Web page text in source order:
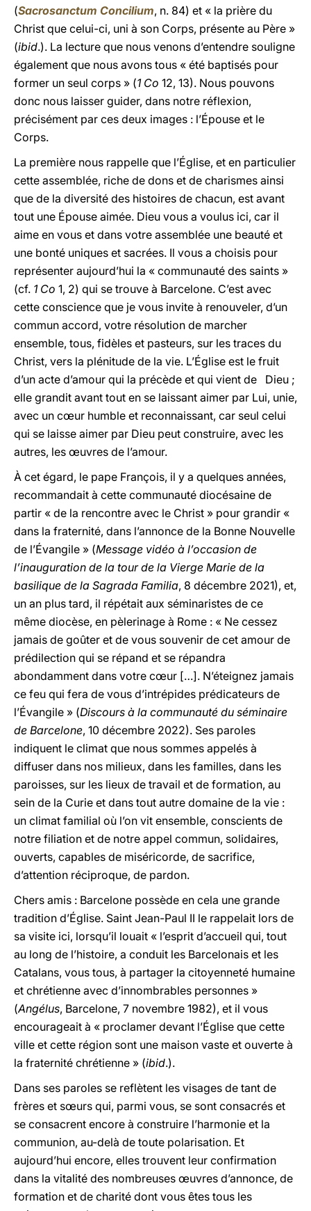
(Sacrosanctum Concilium, n. 84) et « la prière du
Christ que celui-ci, uni à son Corps, présente au Père »
(ibid.). La lecture que nous venons d’entendre souligne
également que nous avons tous « été baptisés pour
former un seul corps » (1 Co 12, 13). Nous pouvons
donc nous laisser guider, dans notre réflexion,
précisément par ces deux images : l’Épouse et le
Corps.
La première nous rappelle que l’Église, et en particulier
cette assemblée, riche de dons et de charismes ainsi
que de la diversité des histoires de chacun, est avant
tout une Épouse aimée. Dieu vous a voulus ici, car il
aime en vous et dans votre assemblée une beauté et
une bonté uniques et sacrées. Il vous a choisis pour
représenter aujourd’hui la « communauté des saints »
(cf. 1 Co 1, 2) qui se trouve à Barcelone. C’est avec
cette conscience que je vous invite à renouveler, d’un
commun accord, votre résolution de marcher
ensemble, tous, fidèles et pasteurs, sur les traces du
Christ, vers la plénitude de la vie. L’Église est le fruit
d’un acte d’amour qui la précède et qui vient de Dieu ;
elle grandit avant tout en se laissant aimer par Lui, unie,
avec un cœur humble et reconnaissant, car seul celui
qui se laisse aimer par Dieu peut construire, avec les
autres, les œuvres de l’amour.
À cet égard, le pape François, il y a quelques années,
recommandait à cette communauté diocésaine de
partir « de la rencontre avec le Christ » pour grandir «
dans la fraternité, dans l’annonce de la Bonne Nouvelle
de l’Évangile » (Message vidéo à l’occasion de
l’inauguration de la tour de la Vierge Marie de la
basilique de la Sagrada Familia, 8 décembre 2021), et,
un an plus tard, il répétait aux séminaristes de ce
même diocèse, en pèlerinage à Rome : « Ne cessez
jamais de goûter et de vous souvenir de cet amour de
prédilection qui se répand et se répandra
abondamment dans votre cœur […]. N’éteignez jamais
ce feu qui fera de vous d’intrépides prédicateurs de
l’Évangile » (Discours à la communauté du séminaire
de Barcelone, 10 décembre 2022). Ses paroles
indiquent le climat que nous sommes appelés à
diffuser dans nos milieux, dans les familles, dans les
paroisses, sur les lieux de travail et de formation, au
sein de la Curie et dans tout autre domaine de la vie :
un climat familial où l’on vit ensemble, conscients de
notre filiation et de notre appel commun, solidaires,
ouverts, capables de miséricorde, de sacrifice,
d’attention réciproque, de pardon.
Chers amis : Barcelone possède en cela une grande
tradition d’Église. Saint Jean-Paul II le rappelait lors de
sa visite ici, lorsqu’il louait « l’esprit d’accueil qui, tout
au long de l’histoire, a conduit les Barcelonais et les
Catalans, vous tous, à partager la citoyenneté humaine
et chrétienne avec d’innombrables personnes »
(Angélus, Barcelone, 7 novembre 1982), et il vous
encourageait à « proclamer devant l’Église que cette
ville et cette région sont une maison vaste et ouverte à
la fraternité chrétienne » (ibid.).
Dans ses paroles se reflètent les visages de tant de
frères et sœurs qui, parmi vous, se sont consacrés et
se consacrent encore à construire l’harmonie et la
communion, au-delà de toute polarisation. Et
aujourd’hui encore, elles trouvent leur confirmation
dans la vitalité des nombreuses œuvres d’annonce, de
formation et de charité dont vous êtes tous les